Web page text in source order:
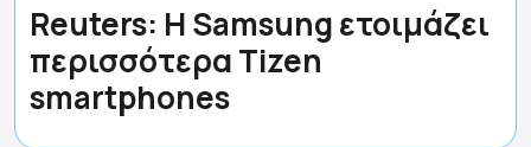
Reuters: H Samsung ετοιμάζει
περισσότερα Tizen
smartphones